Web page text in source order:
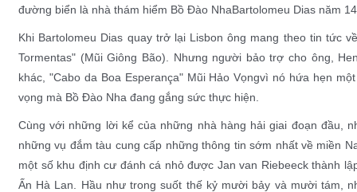
đường biển là nhà thám hiểm Bồ Đào NhaBartolomeu Dias năm
Khi Bartolomeu Dias quay trở lại Lisbon ông mang theo tin tức
Tormentas" (Mũi Giông Bão). Nhưng người bảo trợ cho ông,
khác, "Cabo da Boa Esperança" Mũi Hảo Vọngvì nó hứa hẹn
vọng mà Bồ Đào Nha đang gắng sức thực hiện.
Cùng với những lời kể của những nhà hàng hải giai đoạn đầu,
những vụ đắm tàu cung cấp những thông tin sớm nhất về miền
một số khu định cư đánh cá nhỏ được Jan van Riebeeckthành
Ấn Hà Lan . Hầu như trong suốt thế kỷ mười bảy và mười tám,